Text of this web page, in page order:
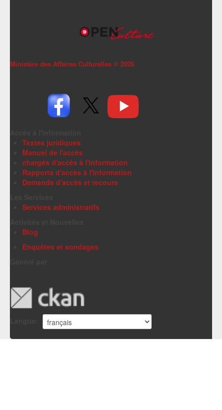
Ministère des Affaires Culturelles © 2026
Textes juridiques
Manuel de l'accès
chargés d'accès à l'information
Rapports d'accès à l'information
Demande d'accès et recours
Services administratifs
Blog
Enquêtes et sondages